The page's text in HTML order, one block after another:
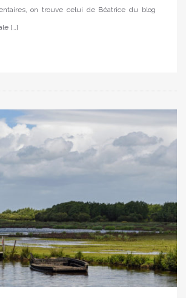
on trouve celui de Béatrice du blog
[…]